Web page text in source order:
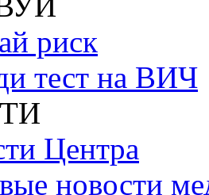
риск
тест на ВИЧ
Центра
новости